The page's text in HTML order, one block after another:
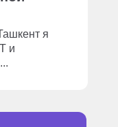
я
и